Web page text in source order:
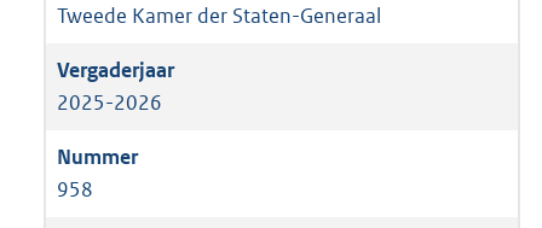
Tweede Kamer der Staten-Generaal
2025-2026
958